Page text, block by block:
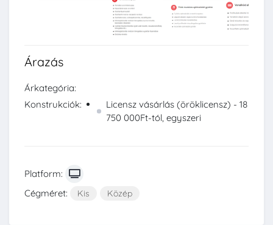
Árazás
Árkategória:
Konstrukciók:
Licensz vásárlás (öröklicensz) - 18
750 000Ft-tól, egyszeri
Platform:
Cégméret:
Kis Közép